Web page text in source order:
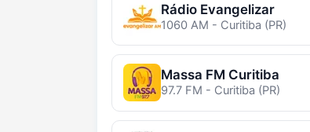
Rádio Evangelizar
1060 AM - Curitiba (PR)
Massa FM Curitiba
97.7 FM - Curitiba (PR)